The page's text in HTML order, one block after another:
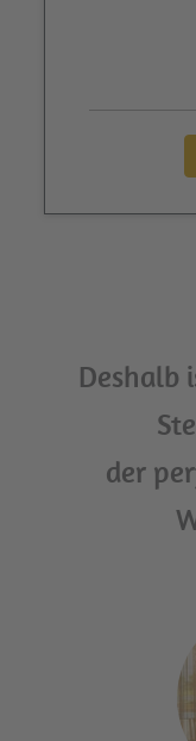
Deshalb
der